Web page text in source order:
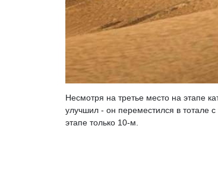
Несмотря на третье место на этапе
улучшил - он переместился в тотале
этапе только 10-м.